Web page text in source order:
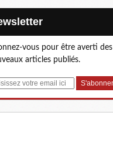
vous pour être averti des
articles publiés.